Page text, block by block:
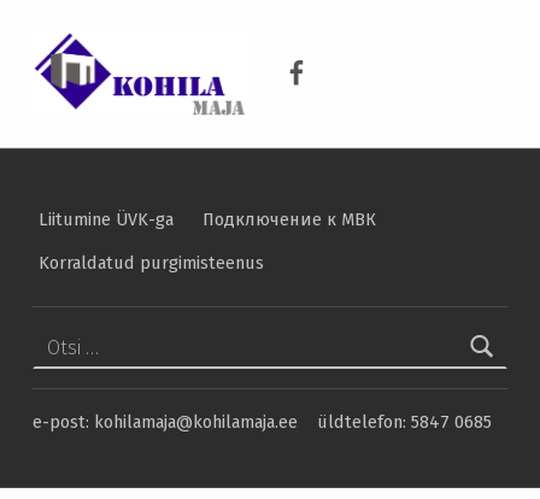
Liitumine ÜVK-ga
Подключение к МВК
Korraldatud purgimisteenus
e-post: kohilamaja@kohilamaja.ee üldtelefon: 5847 0685